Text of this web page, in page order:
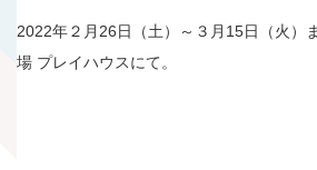
2022年２月26日（土）～３月15日（火）
場 プレイハウスにて。